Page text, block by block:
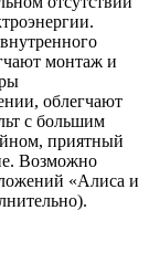
монтаж и
облегчают
с большим
приятный
Возможно
«Алиса и